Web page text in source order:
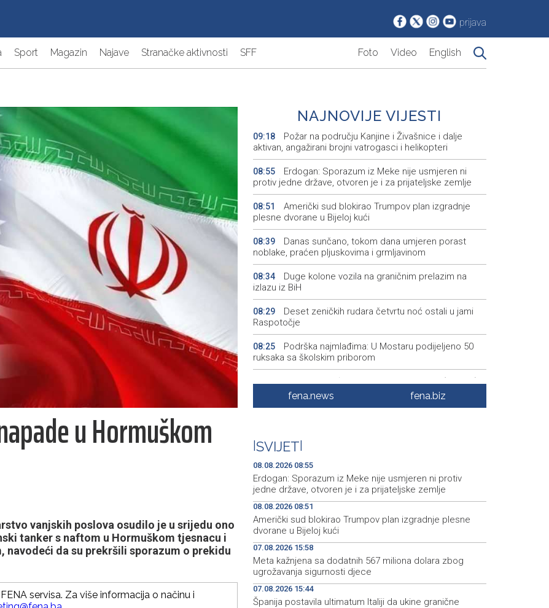
prijava
Sport Magazin Najave Stranačke aktivnosti SFF Foto Video English
u Hormuškom
vanjskih poslova osudilo je u srijedu ono
tanker s naftom u Hormuškom tjesnacu i
da su prekršili sporazum o prekidu
FENA servisa. Za više informacija o načinu i
NAJNOVIJE VIJESTI
09:18
Požar na području Kanjine i Živašnice i dalje
aktivan, angažirani brojni vatrogasci i helikopteri
08:55
Erdogan: Sporazum iz Meke nije usmjeren ni
protiv jedne države, otvoren je i za prijateljske zemlje
08:51
Američki sud blokirao Trumpov plan izgradnje
plesne dvorane u Bijeloj kući
08:39
Danas sunčano, tokom dana umjeren porast
noblake, praćen pljuskovima i grmljavinom
08:34
Duge kolone vozila na graničnim prelazim na
izlazu iz BiH
08:29
Deset zeničkih rudara četvrtu noć ostali u jami
Raspotočje
08:25
Podrška najmlađima: U Mostaru podijeljeno 50
ruksaka sa školskim priborom
Najave događaja za 8. 8. 2026. godine (subota)
Etnofest Didak čuva hercegovačku tradiciju kroz
08:09
Civilna zaštita Posušje upozorava na opasnost
od požara na Blidinju
fena.news fena.biz
SVIJET
08.08.2026 08:55
Erdogan: Sporazum iz Meke nije usmjeren ni protiv
jedne države, otvoren je i za prijateljske zemlje
08.08.2026 08:51
Američki sud blokirao Trumpov plan izgradnje plesne
dvorane u Bijeloj kući
07.08.2026 15:58
Meta kažnjena sa dodatnih 567 miliona dolara zbog
ugrožavanja sigurnosti djece
07.08.2026 15:44
Španija postavila ultimatum Italiji da ukine granične